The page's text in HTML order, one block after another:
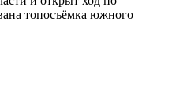
топосъёмка южного